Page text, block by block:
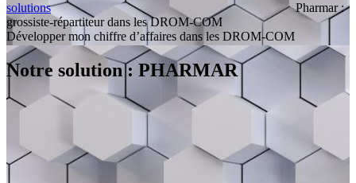
solutions
Pharmar :
grossiste-répartiteur dans les DROM-COM
Développer mon chiffre d’affaires dans les DROM-COM
Notre solution : PHARMAR